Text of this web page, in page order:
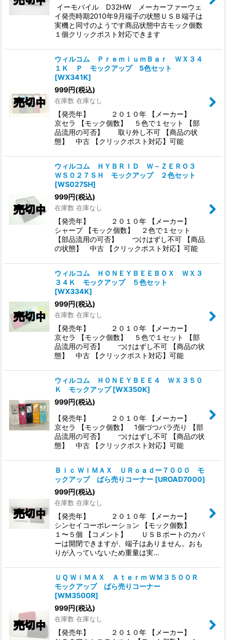
イーモバイル D32HW メーカーファーウェ
イ発売時期2010年9月端子の状態ＵＳＢ端子は
実機と同寸のようです商品状態中古モック個数
１個クリックポスト対応できます
ウィルコム ＰｒｅｍｉｕｍＢａｒ ＷＸ３４
１Ｋ Ｐ モックアップ 5色セット
[WX341K]
999円(税込)
在庫数 在庫なし
【発売年】 ２０１０年 【メーカー】
京セラ 【モック個数】 ５色で１セット 【部
品流用の可否】 取り外し不可 【商品の状
態】 中古 【クリックポスト対応】可能
ウィルコム ＨＹＢＲＩＤ Ｗ－ＺＥＲＯ３
ＷＳ０２７ＳＨ モックアップ ２色セット
[WS027SH]
999円(税込)
在庫数 在庫なし
【発売年】 ２０１０年 【メーカー】
シャープ 【モック個数】 ２色で１セット
【部品流用の可否】 つけはずし不可 【商品
の状態】 中古 【クリックポスト対応】可能
ウィルコム ＨＯＮＥＹＢＥＥＢＯＸ ＷＸ３
３４Ｋ モックアップ ５色セット
[WX334K]
999円(税込)
在庫数 在庫なし
【発売年】 ２０１０年 【メーカー】
京セラ 【モック個数】 ５色で１セット 【部
品流用の可否】 つけはずし不可 【商品の状
態】 中古 【クリックポスト対応】可能
ウィルコム ＨＯＮＥＹＢＥＥ４ ＷＸ３５０
Ｋ モックアップ [WX350K]
999円(税込)
【発売年】 ２０１０年 【メーカー】
京セラ 【モック個数】 1個づつバラ売り 【部
品流用の可否】 つけはずし不可 【商品の状
態】 中古 【クリックポスト対応】可能
Ｂｉｃ ＷｉＭＡＸ ＵＲｏａｄー７０００ モ
ックアップ ばら売りコーナー [UROAD7000]
999円(税込)
在庫数 在庫なし
【発売年】 ２０１０年 【メーカー】
シンセイコーポレーション 【モック個数】
１〜５個 【コメント】 ＵＳＢポートのカバ
ーは開閉できますが、端子はありません。おも
りが入っていないため重量は実…
ＵＱ ＷｉＭＡＸ Ａｔｅｒｍ ＷＭ３５００Ｒ
モックアップ ばら売りコーナー
[WM3500R]
999円(税込)
在庫数 在庫なし
【発売年】 ２０１０年 【メーカー】